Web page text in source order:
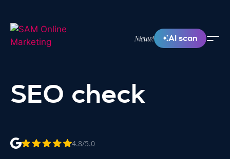
Nieuw! AI scan
SEO check
4.8/5.0